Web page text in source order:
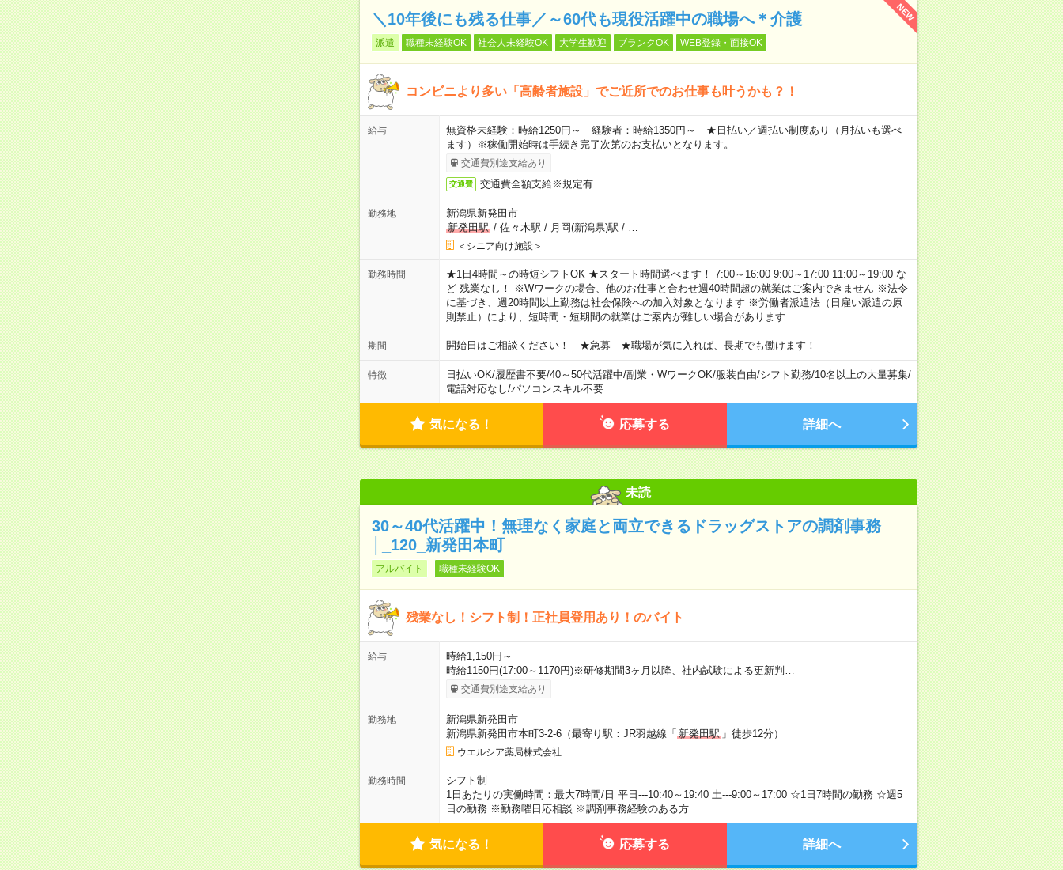
NEW
＼10年後にも残る仕事／～60代も現役活躍中の職場へ＊介護
派遣 職種未経験OK 社会人未経験OK 大学生歓迎 ブランクOK WEB登録・面接OK
コンビニより多い「高齢者施設」でご近所でのお仕事も叶うかも？！
給与
無資格未経験：時給1250円～ 経験者：時給1350円～ ★日払い／週払い制度あり（月払いも選べ
ます）※稼働開始時は手続き完了次第のお支払いとなります。
交通費別途支給あり
交通費 交通費全額支給※規定有
勤務地
新潟県新発田市
新発田駅/ 佐々木駅 / 月岡(新潟県)駅 /
＜シニア向け施設＞
勤務時間
★1日4時間～の時短シフトOK ★スタート時間選べます！ 7:00～16:00 9:00～17:00 11:00～19:00 な
ど 残業なし！ ※Wワークの場合、他のお仕事と合わせ週40時間超の就業はご案内できません ※法令
に基づき、週20時間以上勤務は社会保険への加入対象となります ※労働者派遣法（日雇い派遣の原
則禁止）により、短時間・短期間の就業はご案内が難しい場合があります
期間 開始日はご相談ください！ ★急募 ★職場が気に入れば、長期でも働けます！
特徴 日払いOK/履歴書不要/40～50代活躍中/副業・WワークOK/服装自由/シフト勤務/10名以上の大量募集/
電話対応なし/パソコンスキル不要
気になる！ 応募する 詳細へ
未読
30～40代活躍中！無理なく家庭と両立できるドラッグストアの調剤事務
│_120_新発田本町
アルバイト 職種未経験OK
残業なし！シフト制！正社員登用あり！のバイト
給与
時給1,150円～
時給1150円(17:00～1170円)※研修期間3ヶ月以降、社内試験による更新判…
交通費別途支給あり
勤務地
新潟県新発田市
新潟県新発田市本町3-2-6（最寄り駅：JR羽越線「新発田駅」徒歩12分）
ウエルシア薬局株式会社
勤務時間
シフト制
1日あたりの実働時間：最大7時間/日 平日---10:40～19:40 土---9:00～17:00 ☆1日7時間の勤務 ☆週5
日の勤務 ※勤務曜日応相談 ※調剤事務経験のある方
気になる！ 応募する 詳細へ